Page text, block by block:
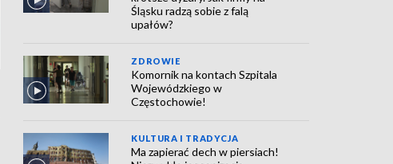
Śląsku radzą sobie z falą
upałów?
ZDROWIE
Komornik na kontach Szpitala
Wojewódzkiego w
Częstochowie!
KULTURA I TRADYCJA
Ma zapierać dech w piersiach!